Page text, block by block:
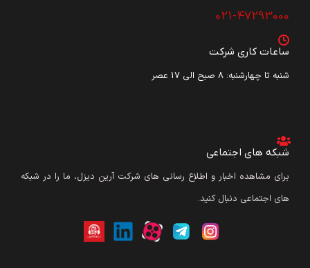
021-47293000
ساعات کاری شرکت
شنبه تا چهارشنبه: ۸ صبح الی 17 عصر
شبکه های اجتماعی
برای مشاهده اخبار و اطلاع رسانی های شرکت آرین دیزل، ما را در شبکه
های اجتماعی دنبال کنید.